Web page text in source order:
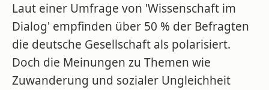
Laut einer Umfrage von 'Wissenschaft im
Dialog' empfinden über 50 % der Befragten
die deutsche Gesellschaft als polarisiert.
Doch die Meinungen zu Themen wie
Zuwanderung und sozialer Ungleichheit